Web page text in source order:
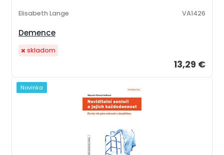
Demence
Elisabeth Lange VA1426
13,29 €
skladom
Novinka